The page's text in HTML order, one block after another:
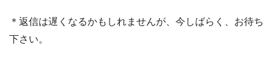
＊返信は遅くなるかもしれませんが、今しばらく、お待ち
下さい。